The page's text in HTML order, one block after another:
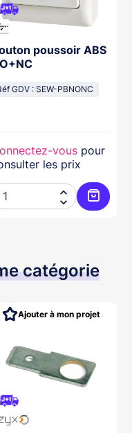
panier
poussoir ABS
GDV : SEW-PBNONC
vous pour
les prix


catégorie
Ajouter à mon projet